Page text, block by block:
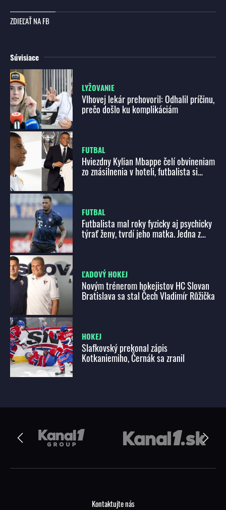
ZDIEĽAŤ NA FB
Súvisiace
LYŽOVANIE
Vlhovej lekár prehovoril: Odhalil príčinu,
prečo došlo ku komplikáciám
FUTBAL
Hviezdny Kylian Mbappe čelí obvineniam
zo znásilnenia v hoteli, futbalista si
FUTBAL
Futbalista mal roky fyzicky aj psychicky
týrať ženy, tvrdí jeho matka. Jedna z
ĽADOVÝ HOKEJ
Novým trénerom hokejistov HC Slovan
Bratislava sa stal Čech Vladimír Růžička
HOKEJ
Slafkovský prekonal zápis
Kotkaniemiho, Černák sa zranil
Kontaktujte nás